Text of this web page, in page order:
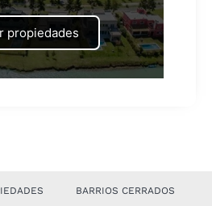
propiedades
BARRIOS CERRADOS